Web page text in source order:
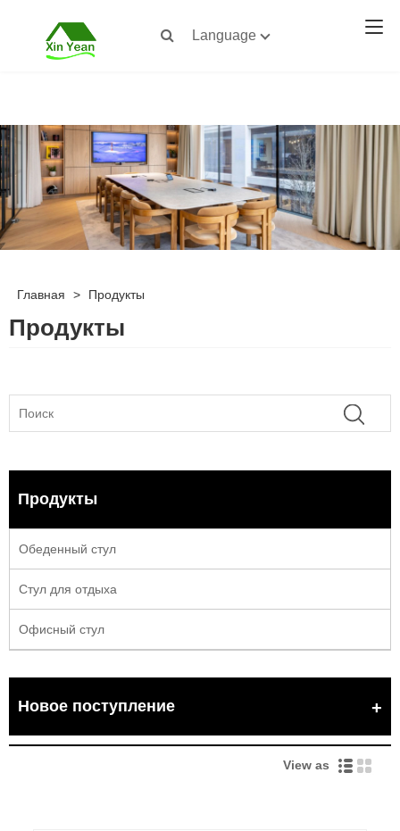
Language
Главная > Продукты
Продукты
Продукты
Обеденный стул
Стул для отдыха
Офисный стул
Новое поступление
View as